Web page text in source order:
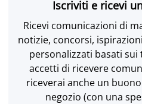
Iscriviti e ricevi
Ricevi comunicazioni di
notizie, concorsi,
personalizzati basati
accetti di ricevere
riceverai anche un
negozio (con una